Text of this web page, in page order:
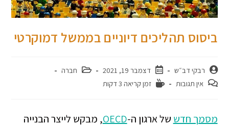
ביסוס תהליכים דיוניים בממשל דמוקרטי
רבקי דב״ש דצמבר 19, 2021
חברה
אין תגובות
זמן קריאה 3 דקות
מסמך חדש של ארגון ה-OECD, מבקש לייצר הבנייה